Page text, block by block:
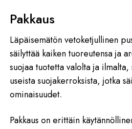
Pakkaus
Läpäisemätön vetoketjullinen
säilyttää kaiken tuoreutensa ja
suojaa tuotetta valolta ja ilmalta,
useista suojakerroksista, jotka
ominaisuudet.
Pakkaus on erittäin